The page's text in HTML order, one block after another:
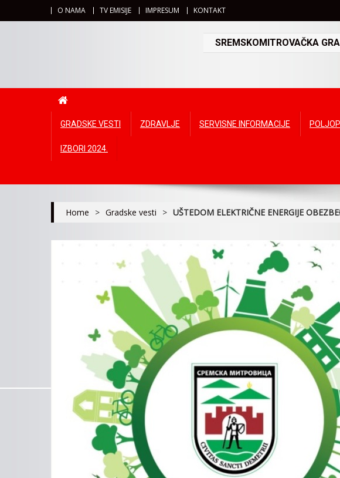
O NAMA TV EMISIJE IMPRESUM KONTAKT
SREMSKOMITROVAČKA
GRADSKE VESTI ZDRAVLJE SERVISNE INFORMACIJE
IZBORI 2024.
Home > Gradske vesti > UŠTEDOM ELEKTRIČNE ENERGIJE